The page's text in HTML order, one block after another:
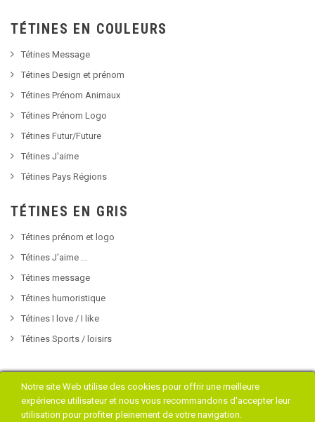
Notre site Web utilise des cookies pour offrir une meilleure
expérience utilisateur et nous vous recommandons d'accepter leur
utilisation pour profiter pleinement de votre navigation.
TÉTINES EN COULEURS
Tétines Message
Tétines Design et prénom
Tétines Prénom Animaux
Tétines Prénom Logo
Tétines Futur/Future
Tétines J'aime
Tétines Pays Régions
TÉTINES EN GRIS
Tétines prénom et logo
Tétines J'aime ...
Tétines message
Tétines humoristique
Tétines I love / I like
Tétines Sports / loisirs
Copyright © 2018 Tétine Bébé